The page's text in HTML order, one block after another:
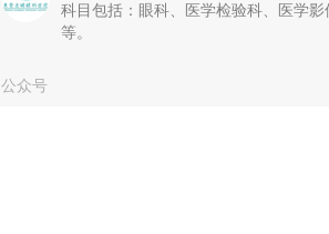
科目包括：眼科、医学检验科、医学影
等。
公众号